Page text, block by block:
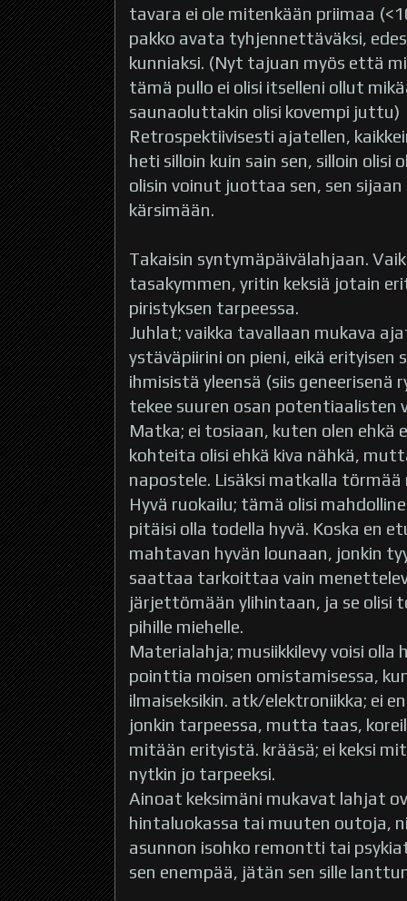
tavara ei ole mitenkään priimaa
pakko avata tyhjennettäväksi,
kunniaksi. (Nyt tajuan myös että
tämä pullo ei olisi itselleni ollut
saunaoluttakin olisi kovempi juttu)
Retrospektiivisesti ajatellen,
heti silloin kuin sain sen, silloin olisi
olisin voinut juottaa sen, sen
kärsimään.
Takaisin syntymäpäivälahjaan.
tasakymmen, yritin keksiä jotain
piristyksen tarpeessa.
Juhlat; vaikka tavallaan mukava
ystäväpiirini on pieni, eikä erityisen
ihmisistä yleensä (siis geneerisenä
tekee suuren osan potentiaalisten
Matka; ei tosiaan, kuten olen ehkä
kohteita olisi ehkä kiva nähkä,
napostele. Lisäksi matkalla törmää
Hyvä ruokailu; tämä olisi
pitäisi olla todella hyvä. Koska en
mahtavan hyvän lounaan, jonkin
saattaa tarkoittaa vain
järjettömään ylihintaan, ja se olisi
pihille miehelle.
Materialahja; musiikkilevy voisi olla
pointtia moisen omistamisessa,
ilmaiseksikin. atk/elektroniikka; ei
jonkin tarpeessa, mutta taas,
mitään erityistä. krääsä; ei keksi
nytkin jo tarpeeksi.
Ainoat keksimäni mukavat lahjat
hintaluokassa tai muuten outoja,
asunnon isohko remontti tai
sen enempää, jätän sen sille